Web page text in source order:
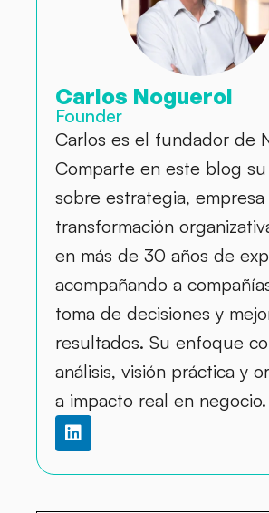
Carlos Noguerol
Founder
Carlos es el fundador de
Comparte en este blog
sobre estrategia, empresa
transformación
en más de 30 años de
acompañando a
toma de decisiones y
resultados. Su enfoque
análisis, visión práctica y
a impacto real en negocio.